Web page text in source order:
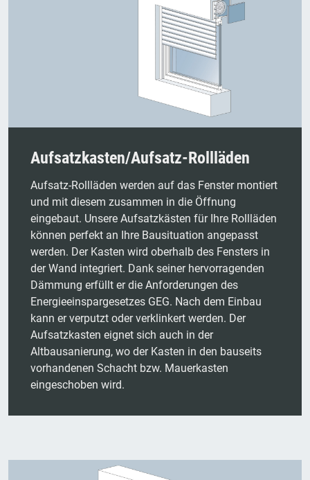
Aufsatzkasten/Aufsatz-Rollläden
Aufsatz-Rollläden werden auf das Fenster montiert
und mit diesem zusammen in die Öffnung
eingebaut. Unsere Aufsatzkästen für Ihre Rollläden
können perfekt an Ihre Bausituation angepasst
werden. Der Kasten wird oberhalb des Fensters in
der Wand integriert. Dank seiner hervorragenden
Dämmung erfüllt er die Anforderungen des
Energieeinspargesetzes GEG. Nach dem Einbau
kann er verputzt oder verklinkert werden. Der
Aufsatzkasten eignet sich auch in der
Altbausanierung, wo der Kasten in den bauseits
vorhandenen Schacht bzw. Mauerkasten
eingeschoben wird.